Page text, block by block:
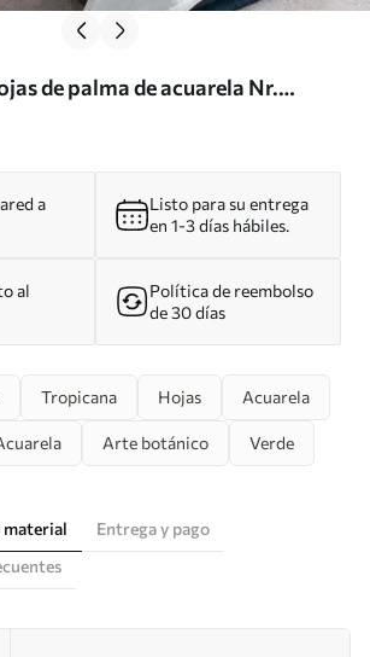
de palma de acuarela Nr.
a
Listo para su entrega
en 1-3 días hábiles.
al
Política de reembolso
de 30 días
Tropicana Hojas Acuarela
Arte botánico Verde
material
Entrega y pago